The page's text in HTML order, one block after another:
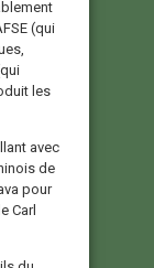
(qui
les
avec
de
pour
Carl